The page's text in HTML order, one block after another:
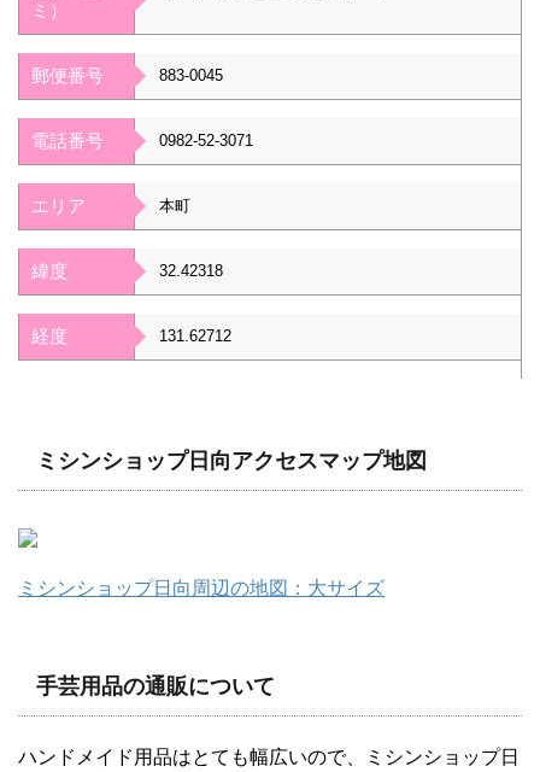
ミ）
郵便番号 883-0045
電話番号 0982-52-3071
エリア 本町
緯度 32.42318
経度 131.62712
ミシンショップ日向アクセスマップ地図
ミシンショップ日向周辺の地図：大サイズ
手芸用品の通販について
ハンドメイド用品はとても幅広いので、ミシンショップ日